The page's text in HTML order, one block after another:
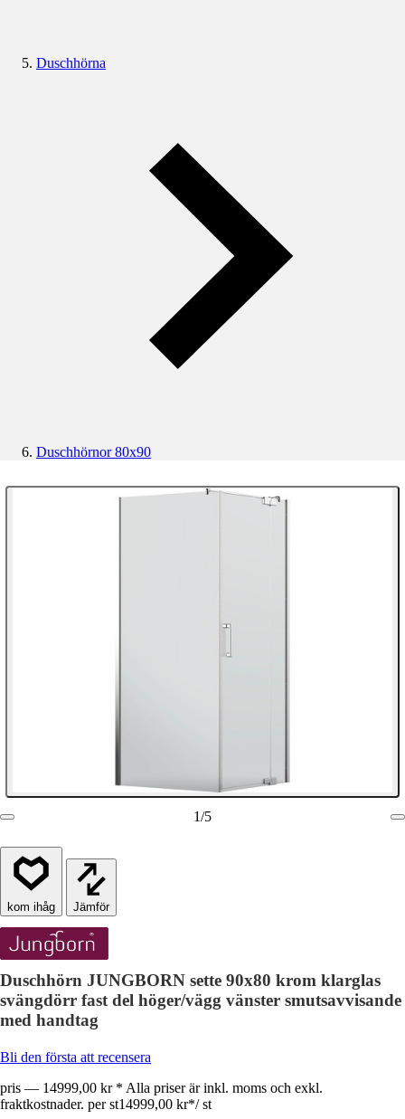
Duschhörna
Duschhörnor 80x90
1/5
Jämför
Duschhörn JUNGBORN sette 90x80 krom klarglas
svängdörr fast del höger/vägg vänster smutsavvisande
med handtag
Bli den första att recensera
pris — 14999,00 kr * Alla priser är inkl. moms och exkl.
fraktkostnader. per st14999,00 kr*/ st